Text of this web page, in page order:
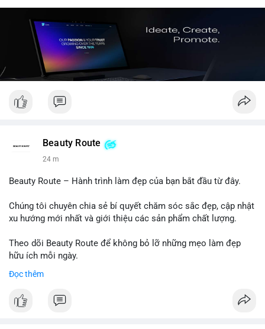
Beauty Route
24 m
Beauty Route – Hành trình làm đẹp của bạn bắt đầu từ đây.
Chúng tôi chuyên chia sẻ bí quyết chăm sóc sắc đẹp, cập nhật
xu hướng mới nhất và giới thiệu các sản phẩm chất lượng.
Theo dõi Beauty Route để không bỏ lỡ những mẹo làm đẹp
hữu ích mỗi ngày.
Đọc thêm